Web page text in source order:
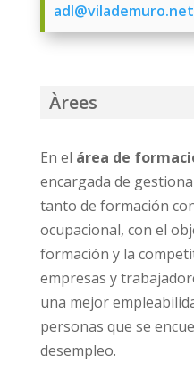
adl@vilademuro.net
Àrees
En el área de
encargada de
tanto de formación
ocupacional, con el
formación y la
empresas y
una mejor
personas que se
desempleo.